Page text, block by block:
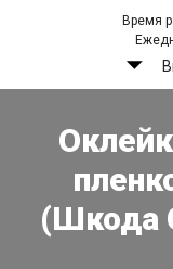
Время
(Шкода